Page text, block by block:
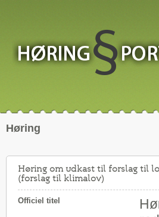
Høring
Høring om udkast til forslag til
(forslag til klimalov)
Officiel titel